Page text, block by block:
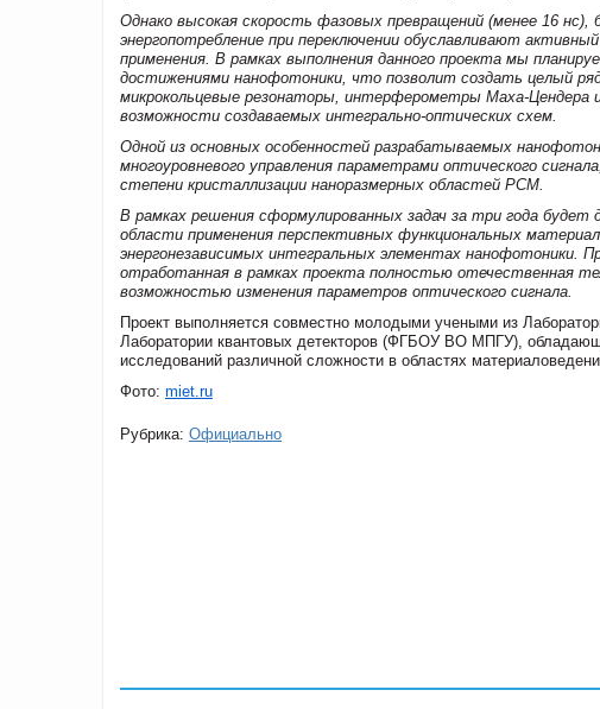
Однако высокая скорость фазовых превращений (менее 16 нс),
энергопотребление при переключении обуславливают
применения. В рамках выполнения данного проекта мы
достижениями нанофотоники, что позволит создать целый
микрокольцевые резонаторы, интерферометры Маха-
возможности создаваемых интегрально-оптических схем.
Одной из основных особенностей разрабатываемых
многоуровневого управления параметрами оптического
степени кристаллизации наноразмерных областей PCM.
В рамках решения сформулированных задач за три года
области применения перспективных функциональных
энергонезависимых интегральных элементах нанофотоники.
отработанная в рамках проекта полностью отечественная
возможностью изменения параметров оптического сигнала.
Проект выполняется совместно молодыми учеными из
Лаборатории квантовых детекторов (ФГБОУ ВО МПГУ),
исследований различной сложности в областях
Фото: miet.ru
Рубрика: Официально